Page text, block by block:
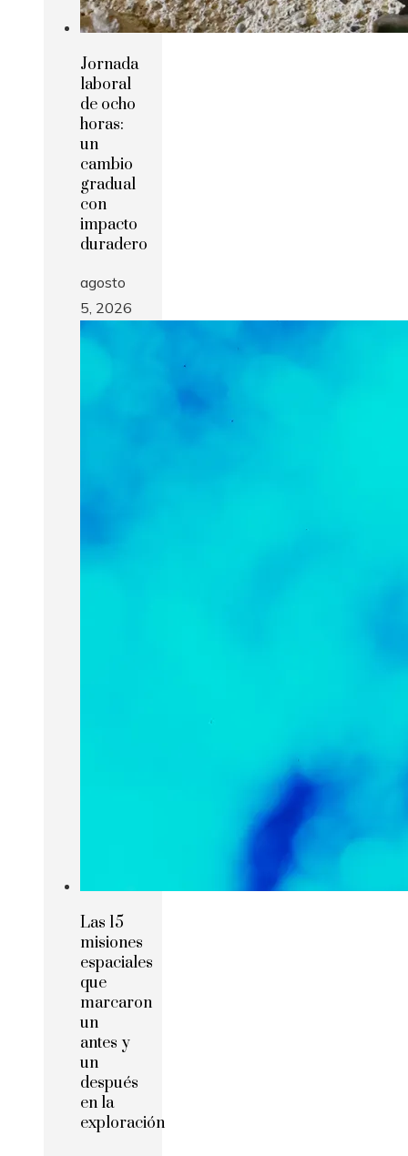
Jornada
laboral
de ocho
horas:
un
cambio
gradual
con
impacto
duradero
agosto
5, 2026
Las 15
misiones
espaciales
que
marcaron
un
antes y
un
después
en la
exploración